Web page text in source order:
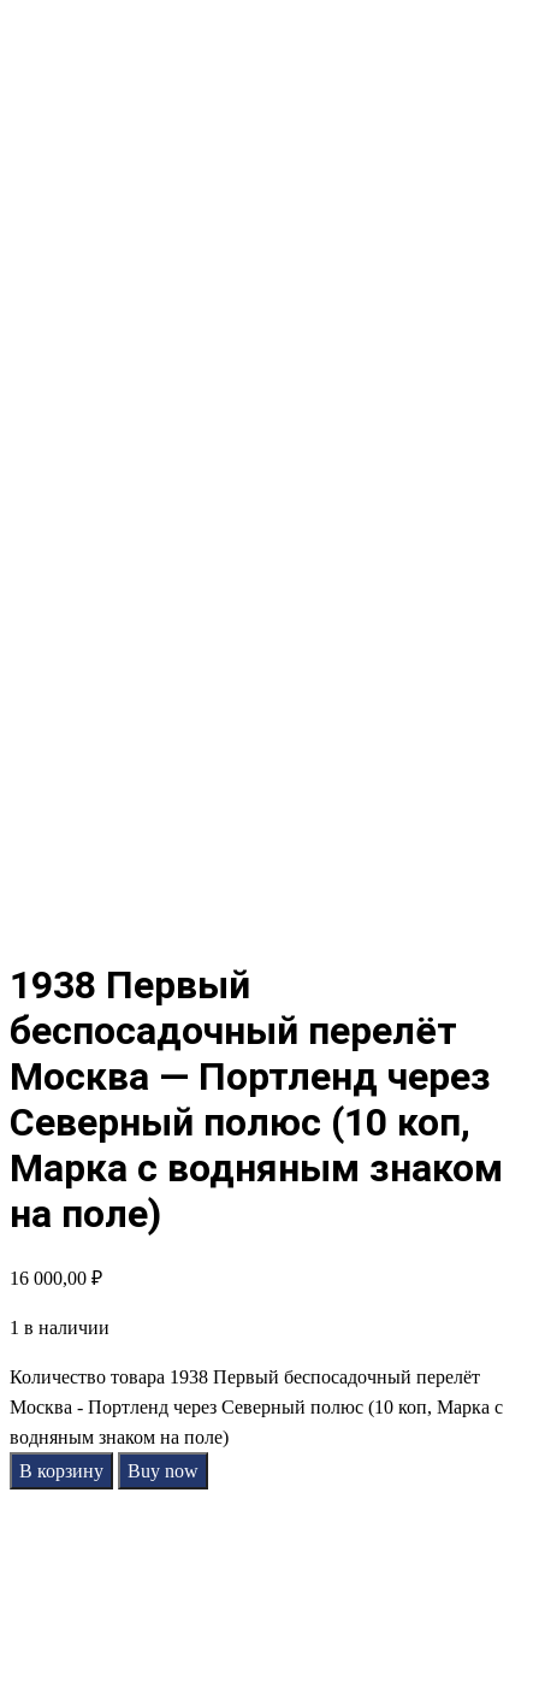
1938 Первый
беспосадочный перелёт
Москва — Портленд через
Северный полюс (10 коп,
Марка с водняным знаком
на поле)
16 000,00 ₽
1 в наличии
Количество товара 1938 Первый беспосадочный перелёт
Москва - Портленд через Северный полюс (10 коп, Марка с
водняным знаком на поле)
В корзину
Buy now